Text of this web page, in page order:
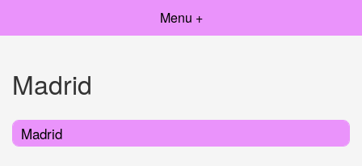
Menu +
Madrid
Madrid